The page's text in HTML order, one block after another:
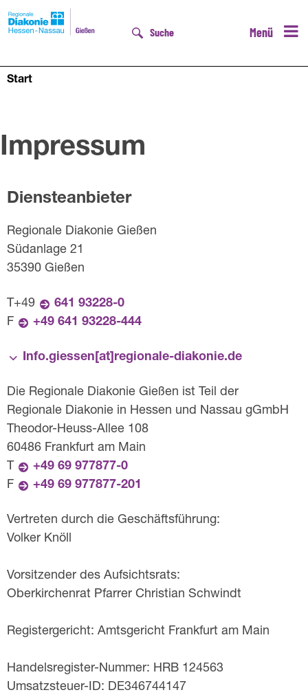
Menü
Suche
Start
Impressum
Diensteanbieter
Regionale Diakonie Gießen
Südanlage 21
35390 Gießen
T+49
641 93228-0
F
+49 641 93228-444
Info.giessen[at]­regionale-diakonie.de
Die Regionale Diakonie Gießen ist Teil der
Regionale Diakonie in Hessen und Nassau gGmbH
Theodor-Heuss-Allee 108
60486 Frankfurt am Main
T
+49 69 977877-0
F
+49 69 977877-201
Vertreten durch die Geschäftsführung:
Volker Knöll
Vorsitzender des Aufsichtsrats:
Oberkirchenrat Pfarrer Christian Schwindt
Registergericht: Amtsgericht Frankfurt am Main
Handelsregister-Nummer: HRB 124563
Umsatzsteuer-ID: DE346744147